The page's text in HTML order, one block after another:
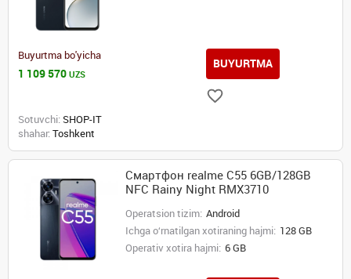
Buyurtma bo'yicha
1 109 570 UZS
BUYURTMA
Sotuvchi: SHOP-IT
shahar: Toshkent
Смартфон realme C55 6GB/128GB
NFC Rainy Night RMX3710
Operatsion tizim: Android
Ichga o‘rnatilgan xotiraning hajmi: 128 GB
Operativ xotira hajmi: 6 GB